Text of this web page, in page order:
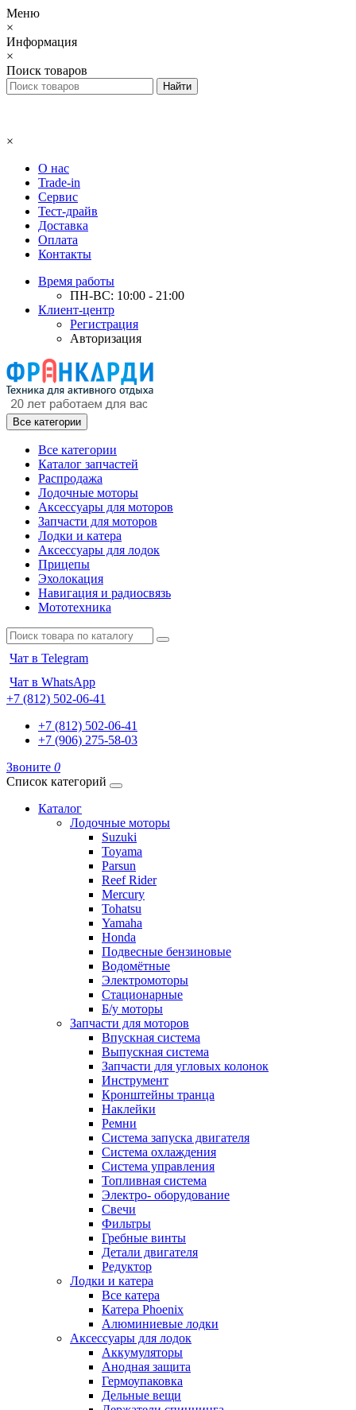
Меню
×
Информация
×
Поиск товаров
×
О нас
Trade-in
Сервис
Тест-драйв
Доставка
Оплата
Контакты
Время работы
ПН-ВС: 10:00 - 21:00
Клиент-центр
Регистрация
Авторизация
Все категории
Все категории
Каталог запчастей
Распродажа
Лодочные моторы
Аксессуары для моторов
Запчасти для моторов
Лодки и катера
Аксессуары для лодок
Прицепы
Эхолокация
Навигация и радиосвязь
Мототехника
Чат в Telegram
Чат в WhatsApp
+7 (812) 502-06-41
+7 (812) 502-06-41
+7 (906) 275-58-03
Звоните 0
Список категорий
Каталог
Лодочные моторы
Suzuki
Toyama
Parsun
Reef Rider
Mercury
Tohatsu
Yamaha
Honda
Подвесные бензиновые
Водомётные
Электромоторы
Стационарные
Б/у моторы
Запчасти для моторов
Впускная система
Выпускная система
Запчасти для угловых колонок
Инструмент
Кронштейны транца
Наклейки
Ремни
Система запуска двигателя
Система охлаждения
Система управления
Топливная система
Электро- оборудование
Свечи
Фильтры
Гребные винты
Детали двигателя
Редуктор
Лодки и катера
Все катера
Катера Phoenix
Алюминиевые лодки
Аксессуары для лодок
Аккумуляторы
Анодная защита
Гермоупаковка
Дельные вещи